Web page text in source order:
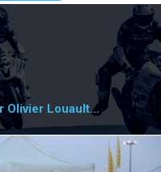
Olivier Louault…